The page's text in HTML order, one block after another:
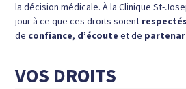
la décision médicale. À la Clinique St-
jour à ce que ces droits soient
de confiance, d’écoute et de
VOS DROITS